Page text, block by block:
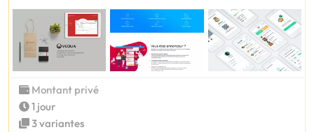
Montant privé
1 jour
3 variantes